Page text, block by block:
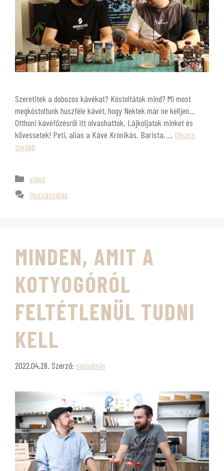
Szeretitek a dobozos kávékat? Kóstoltátok mind? Mi most
megkóstoltunk húszféle kávét, hogy Nektek már ne kelljen…
Otthoni kávéfőzésről itt olvashattok. Lájkoljatok minket és
kövessetek! Peti, alias a Kávé Krónikás. Barista, … Olvass
tovább
videó
Hozzászólás
MINDEN, AMIT A
KOTYOGÓRÓL
FELTÉTLENÜL TUDNI
KELL
2022.04.28. Szerző: seoadmin